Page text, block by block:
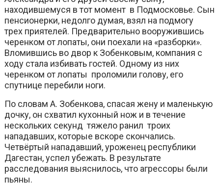
находившемуся в тот момент в Подмосковье. Сын
пенсионерки, недолго думая, взял на подмогу
трех приятелей. Предварительно вооружившись
черенком от лопаты, они поехали на «разборки».
Вломившись во двор к Зобенковым, компания с
ходу стала избивать гостей. Одному из них
черенком от лопаты проломили голову, его
спутнице перебили ноги.
По словам А. Зобенкова, спасая жену и маленькую
дочку, он схватил кухонный нож и в течение
нескольких секунд тяжело ранил троих
нападавших, которые вскоре скончались.
Четвёртый нападавший, уроженец республики
Дагестан, успел убежать. В результате
расследования выяснилось, что агрессоры были
пьяны.